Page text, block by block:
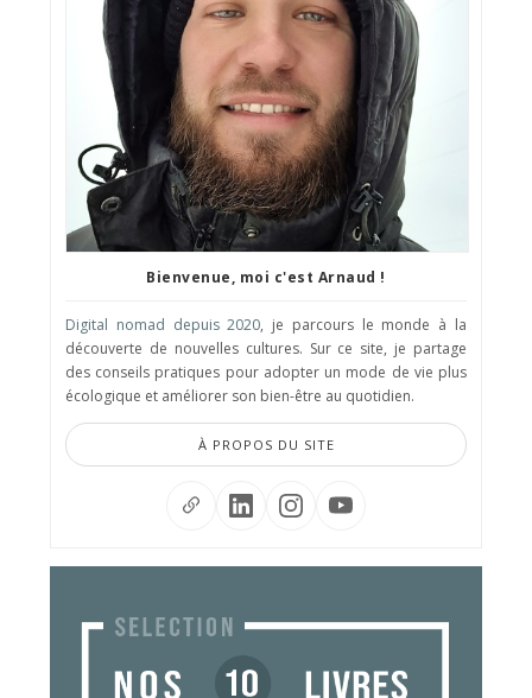
Bienvenue, moi c'est Arnaud !
Digital nomad depuis 2020, je parcours le monde à la
découverte de nouvelles cultures. Sur ce site, je partage
des conseils pratiques pour adopter un mode de vie plus
écologique et améliorer son bien-être au quotidien.
À PROPOS DU SITE